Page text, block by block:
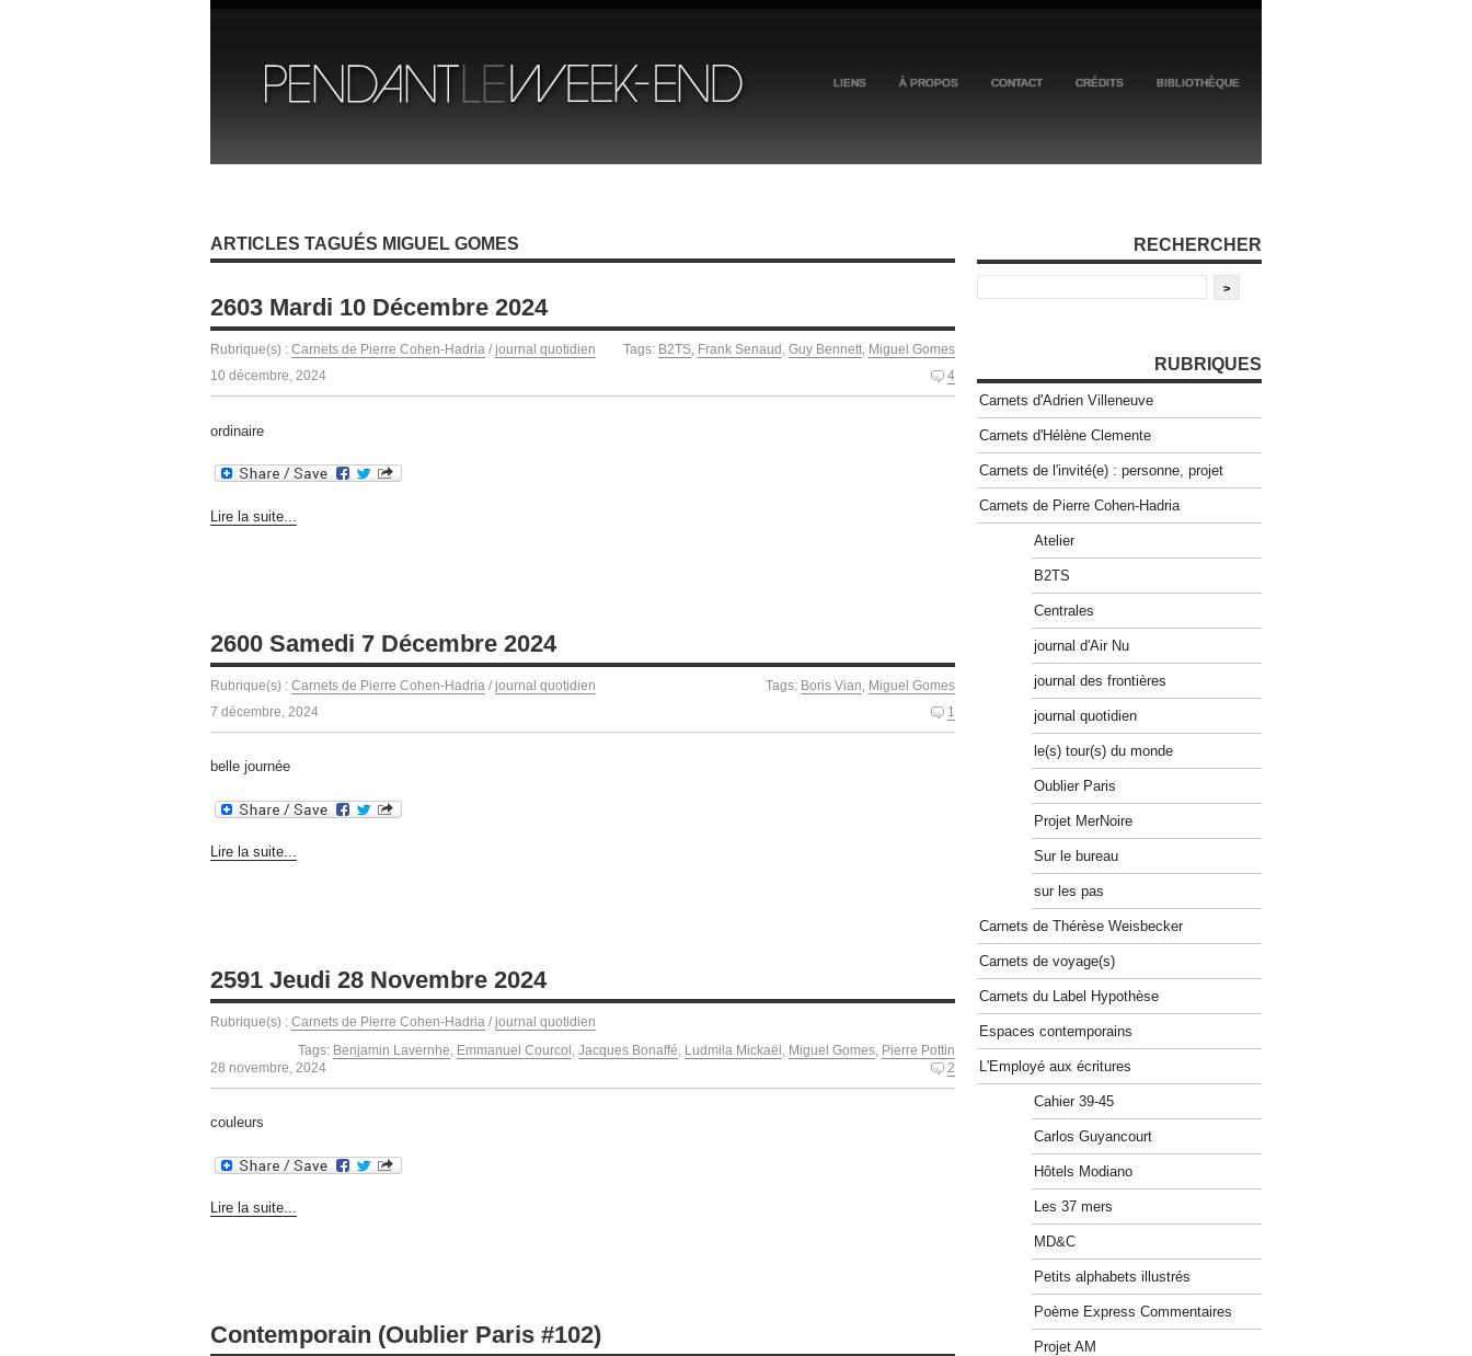
LIENS À PROPOS CONTACT CRÉDITS BIBLIOTHÈQUE
ARTICLES TAGUÉS MIGUEL GOMES
2603 Mardi 10 Décembre 2024
Rubrique(s) : Carnets de Pierre Cohen-Hadria / journal quotidien Tags: B2TS, Frank Senaud , Guy Bennett, Miguel Gomes
10 décembre, 2024
4
ordinaire
Lire la suite...
2600 Samedi 7 Décembre 2024
Rubrique(s) : Carnets de Pierre Cohen-Hadria / journal quotidien Tags: Boris Vian Miguel Gomes
7 décembre, 2024
1
belle journée
Lire la suite...
2591 Jeudi 28 Novembre 2024
Rubrique(s) : Carnets de Pierre Cohen-Hadria / journal quotidien
Tags: Benjamin Lavernhe Emmanuel Courcol Jacques Bonaffé Ludmila Mickaël Miguel Gomes Pierre Pottin
28 novembre, 2024
2
couleurs
Lire la suite...
Contemporain (Oublier Paris #102)
RECHERCHER
RUBRIQUES
Carnets d'Adrien Villeneuve
Carnets d'Hélène Clemente
Carnets de l'invité(e) : personne, projet
Carnets de Pierre Cohen-Hadria
Atelier
B2TS
Centrales
journal d'Air Nu
journal des frontières
journal quotidien
le(s) tour(s) du monde
Oublier Paris
Projet MerNoire
Sur le bureau
sur les pas
Carnets de Thérèse Weisbecker
Carnets de voyage(s)
Carnets du Label Hypothèse
Espaces contemporains
L'Employé aux écritures
Cahier 39-45
Carlos Guyancourt
Hôtels Modiano
Les 37 mers
MD&C
Petits alphabets illustrés
Poème Express Commentaires
Projet AM